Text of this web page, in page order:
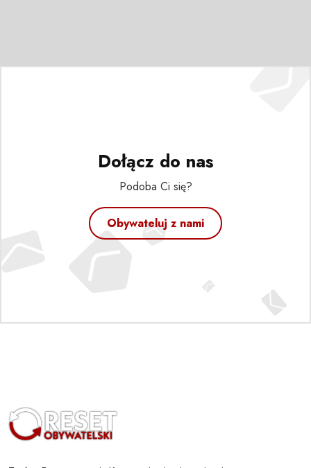
Dołącz do nas
Podoba Ci się?
Obywateluj z nami